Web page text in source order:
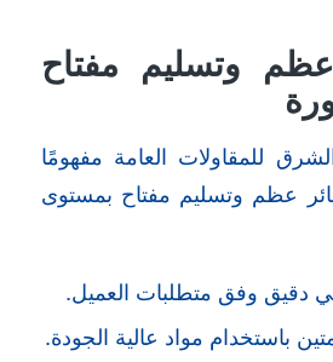
عظم وتسليم مفتاح
للمقاولات العامة مفهومًا
عظم وتسليم مفتاح بمستوى
دقيق وفق متطلبات العميل.
باستخدام مواد عالية الجودة.